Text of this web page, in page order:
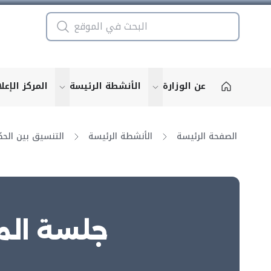
عن الوزارة show submenu for "More"
الأنشطة الرئيسة for "More"
المركز
الصفحة الرئيسة الأنشطة الرئيسة
جلسة